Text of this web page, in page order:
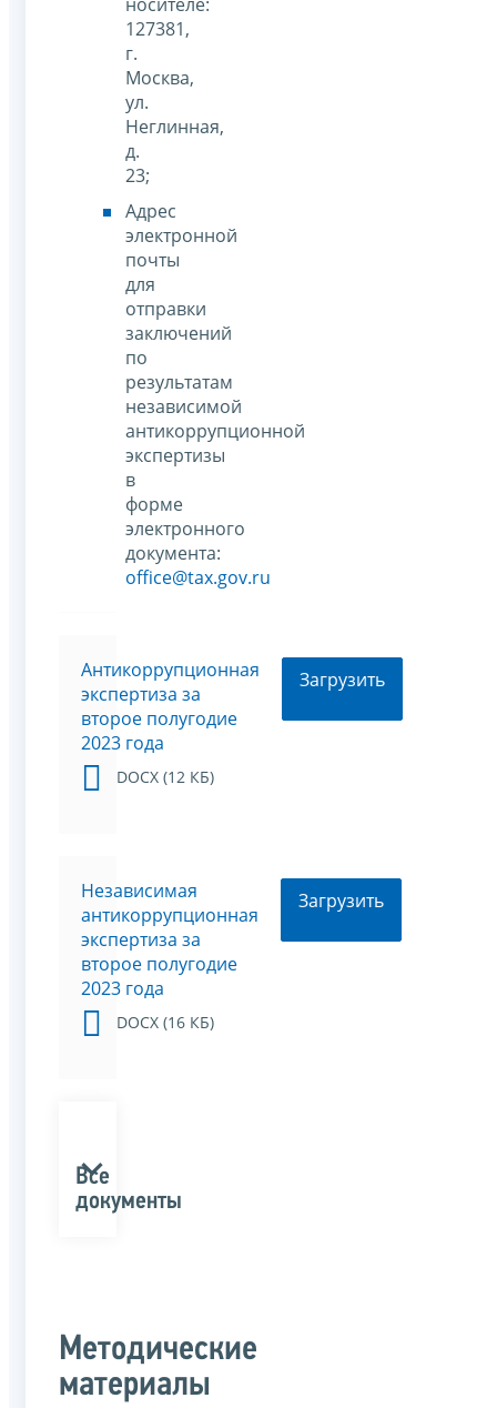
127381,
г.
Москва,
ул.
Неглинная,
д.
23;
Адрес
электронной
почты
для
отправки
заключений
по
результатам
независимой
антикоррупционной
экспертизы
в
форме
электронного
документа:
office@tax.gov.ru
Антикоррупционная
экспертиза за
второе полугодие
2023 года
DOCX (12 КБ)
Загрузить
Независимая
антикоррупционная
экспертиза за
второе полугодие
2023 года
DOCX (16 КБ)
Загрузить
Все
документы
Методические
материалы